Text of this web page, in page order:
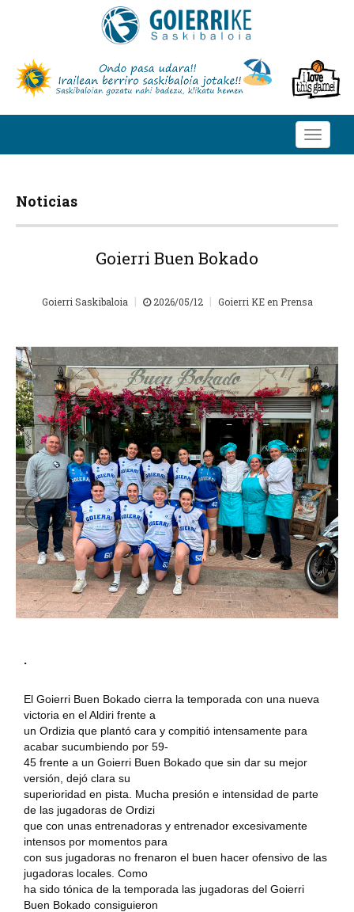
Toggle
Noticias
Goierri Buen Bokado
Goierri Saskibaloia | 2026/05/12 | Goierri KE en Prensa
.
El Goierri Buen Bokado cierra la temporada con una nueva
victoria en el Aldiri frente a
un Ordizia que plantó cara y compitió intensamente para
acabar sucumbiendo por 59-
45 frente a un Goierri Buen Bokado que sin dar su mejor
versión, dejó clara su
superioridad en pista. Mucha presión e intensidad de parte
de las jugadoras de Ordizi
que con unas entrenadoras y entrenador excesivamente
intensos por momentos para
con sus jugadoras no frenaron el buen hacer ofensivo de las
jugadoras locales. Como
ha sido tónica de la temporada las jugadoras del Goierri
Buen Bokado consiguieron